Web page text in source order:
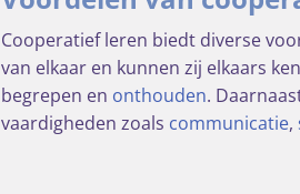
Cooperatief leren biedt diverse
van elkaar en kunnen zij elkaars
begrepen en onthouden.
vaardigheden zoals communicatie,